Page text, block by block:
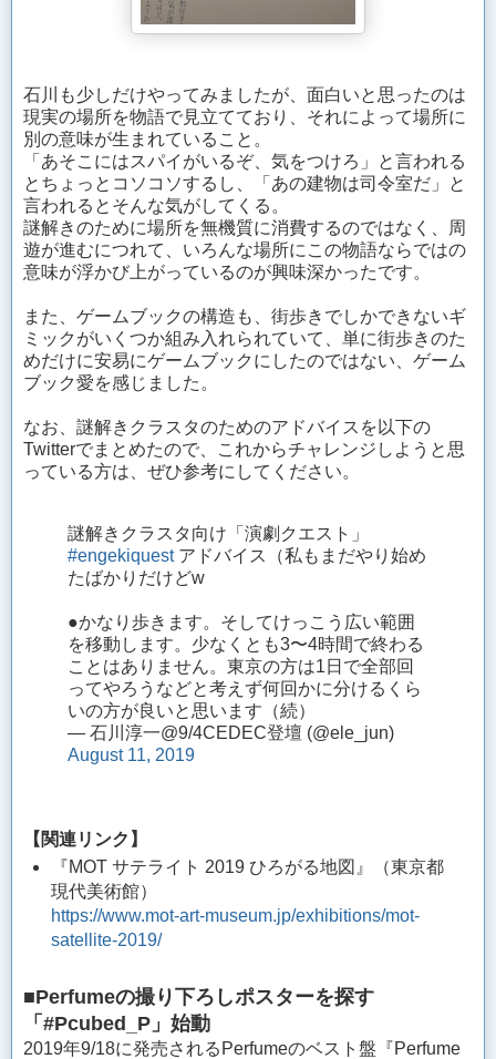
石川も少しだけやってみましたが、面白いと思ったのは
現実の場所を物語で見立てており、それによって場所に
別の意味が生まれていること。
「あそこにはスパイがいるぞ、気をつけろ」と言われる
とちょっとコソコソするし、「あの建物は司令室だ」と
言われるとそんな気がしてくる。
謎解きのために場所を無機質に消費するのではなく、周
遊が進むにつれて、いろんな場所にこの物語ならではの
意味が浮かび上がっているのが興味深かったです。
また、ゲームブックの構造も、街歩きでしかできないギ
ミックがいくつか組み入れられていて、単に街歩きのた
めだけに安易にゲームブックにしたのではない、ゲーム
ブック愛を感じました。
なお、謎解きクラスタのためのアドバイスを以下の
Twitterでまとめたので、これからチャレンジしようと思
っている方は、ぜひ参考にしてください。
謎解きクラスタ向け「演劇クエスト」
#engekiquestアドバイス（私もまだやり始め
たばかりだけどw
●かなり歩きます。そしてけっこう広い範囲
を移動します。少なくとも3〜4時間で終わる
ことはありません。東京の方は1日で全部回
ってやろうなどと考えず何回かに分けるくら
いの方が良いと思います（続）
— 石川淳一@9/4CEDEC登壇 (@ele_jun)
August 11, 2019
【関連リンク】
『MOT サテライト 2019 ひろがる地図』（東京都
現代美術館）
https://www.mot-art-museum.jp/exhibitions/mot-
satellite-2019/
■Perfumeの撮り下ろしポスターを探す
「#Pcubed_P」始動
2019年9/18に発売されるPerfumeのベスト盤『Perfume